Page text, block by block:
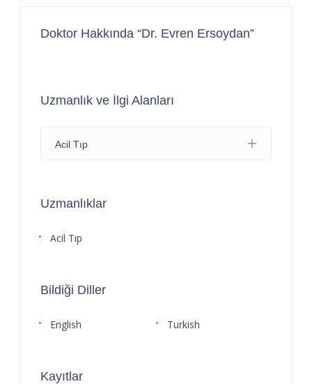
Doktor Hakkında “Dr. Evren Ersoydan”
Uzmanlık ve İlgi Alanları
Acil Tıp
Uzmanlıklar
Acil Tıp
Bildiği Diller
English Turkish
Kayıtlar